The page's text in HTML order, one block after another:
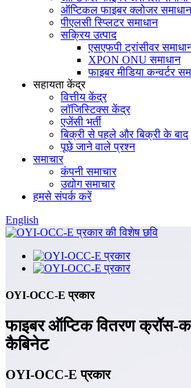
ऑप्टिकल फाइबर क्लोजर समाधान
पीएलसी स्प्लिटर समाधान
सक्रिय उत्पाद
एसएफपी ट्रांसीवर
XPON ONU समाधान
फाइबर मीडिया कन्वर्टर
सहायता केंद्र
वित्तीय केंद्र
लॉजिस्टिक्स केंद्र
एजेंसी भर्ती
बिक्री से पहले और बिक्री के बाद
पूछे जाने वाले प्रश्न
समाचार
कंपनी समाचार
उद्योग समाचार
हमसे संपर्क करें
English
OYI-OCC-E प्रकार
फाइबर ऑप्टिक वितरण क्रॉस-
कैबिनेट
OYI-OCC-E प्रकार